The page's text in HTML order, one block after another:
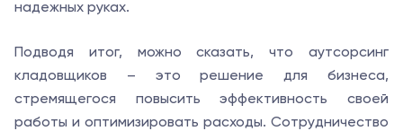
надежных руках.
Подводя итог, можно сказать, что аутсорсинг
кладовщиков – это решение для бизнеса,
стремящегося повысить эффективность своей
работы и оптимизировать расходы. Сотрудничество